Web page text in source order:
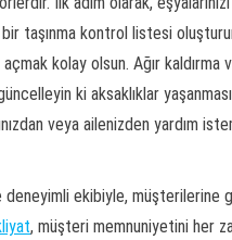
taşınma kontrol listesi
kolay olsun. Ağır
ki aksaklıklar
veya ailenizden yardım
ekibiyle, müşterilerine
, müşteri memnuniyetini her